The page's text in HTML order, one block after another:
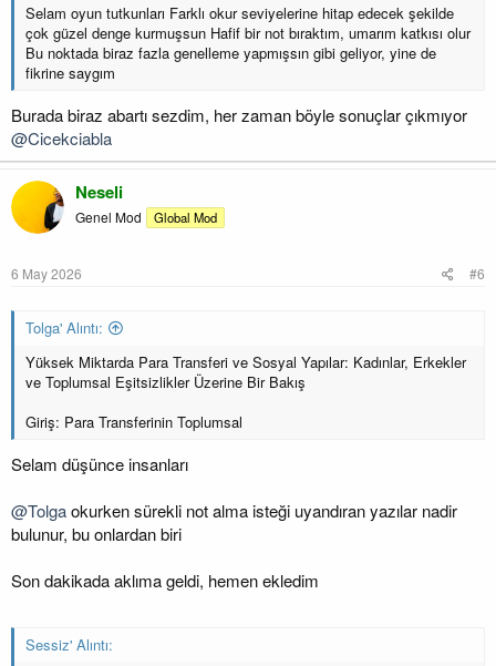
Selam oyun tutkunları Farklı okur seviyelerine hitap edecek şekilde
çok güzel denge kurmuşsun Hafif bir not bıraktım, umarım katkısı olur
Bu noktada biraz fazla genelleme yapmışsın gibi geliyor, yine de
fikrine saygım
Burada biraz abartı sezdim, her zaman böyle sonuçlar çıkmıyor
@Cicekciabla
Neseli
Genel Mod Global Mod
6 May 2026 #6
Tolga' Alıntı:
Yüksek Miktarda Para Transferi ve Sosyal Yapılar: Kadınlar, Erkekler
ve Toplumsal Eşitsizlikler Üzerine Bir Bakış
Giriş: Para Transferinin Toplumsal
Selam düşünce insanları
@Tolgaokurken sürekli not alma isteği uyandıran yazılar nadir
bulunur, bu onlardan biri
Son dakikada aklıma geldi, hemen ekledim
Sessiz' Alıntı: